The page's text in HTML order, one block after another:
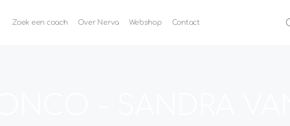
Zoek een coach Over Nerva Webshop Contact